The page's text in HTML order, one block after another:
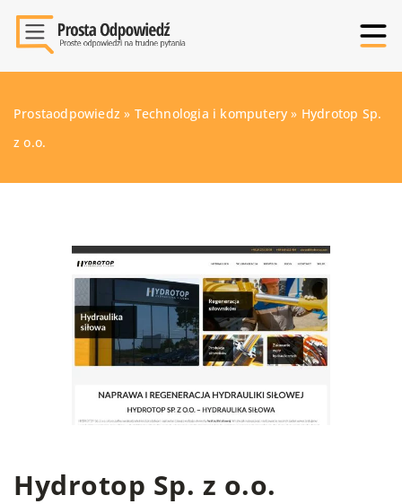
Prostaodpowiedz » Technologia i komputery » Hydrotop Sp.
z o.o.
Hydrotop Sp. z o.o.